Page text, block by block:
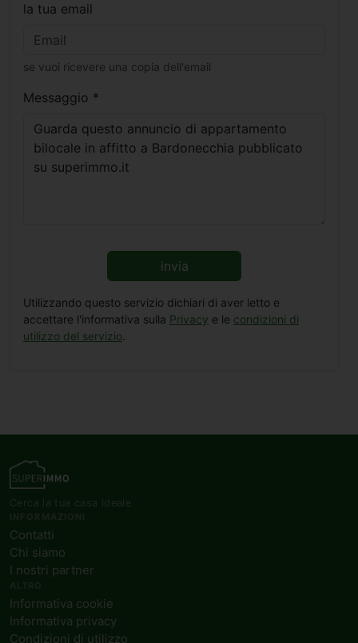
la tua email
se vuoi ricevere una copia dell'email
Messaggio *
invia
Utilizzando questo servizio dichiari di aver letto e
accettare l'informativa sulla Privacy e le condizioni di
utilizzo del servizio
Cerca la tua casa ideale
Contatti
Chi siamo
I nostri partner
Informativa cookie
Informativa privacy
Condizioni di utilizzo